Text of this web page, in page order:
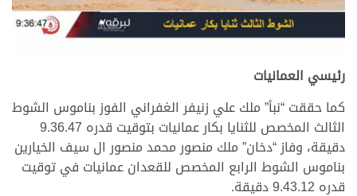
رئيسي العمانيات
كما حققت “نبأ” ملك علي زنيفر الغفراني الفوز بناموس الشوط
الثالث المخصص للثنايا بكار عمانيات بتوقيت قدره 9.36.47
دقيقة، وفاز “دخان” ملك منصور محمد منصور ال سيف الخيارين
بناموس الشوط الرابع المخصص للقعدان عمانيات في توقيت
قدره 9.43.12 دقيقة.